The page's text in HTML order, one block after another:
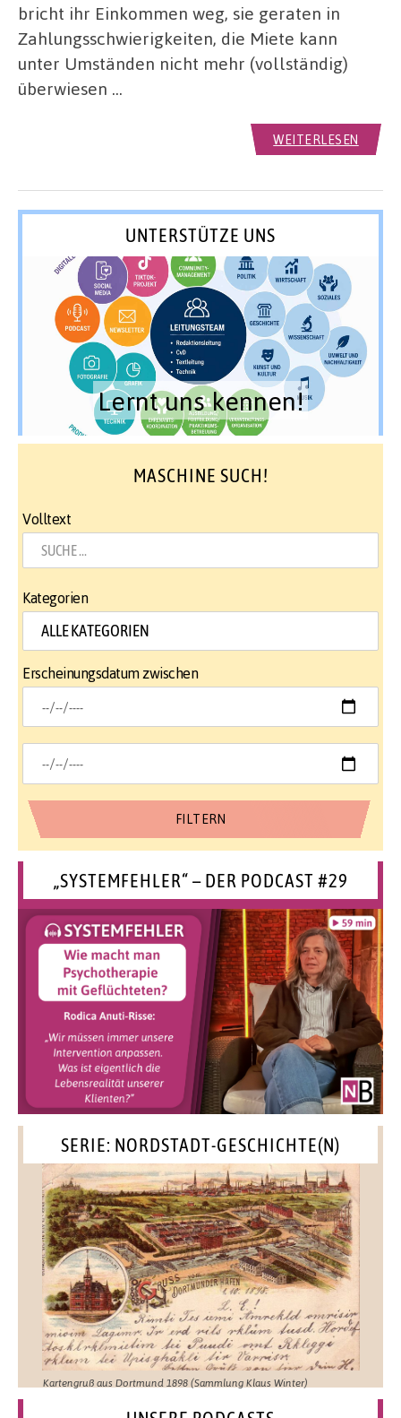
bricht ihr Einkommen weg, sie geraten in
Zahlungsschwierigkeiten, die Miete kann
unter Umständen nicht mehr (vollständig)
überwiesen …
WEITERLESEN
UNTERSTÜTZE UNS
Lernt uns kennen!
MASCHINE SUCH!
Volltext
Kategorien
Erscheinungsdatum zwischen
„SYSTEMFEHLER“ – DER PODCAST #29
SERIE: NORDSTADT-GESCHICHTE(N)
Kartengruß aus Dortmund 1898 (Sammlung Klaus Winter)